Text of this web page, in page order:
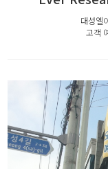
대성엘
고객